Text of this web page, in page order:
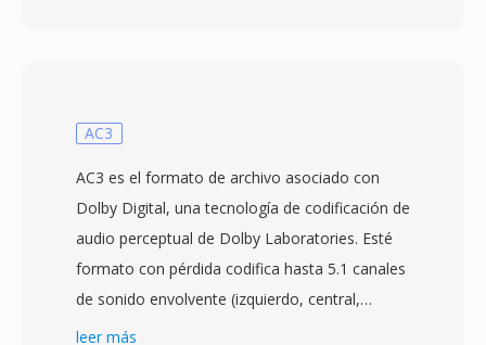
de 188 bytes, cada uno con una cabecera de 4
Está estructura de paquetes permite a los
receptores resincronizarse rápidamente
después de interrupciones de señal, una
capacidad critica para la entrega de difusion en
AC3
AC3 es el formato de archivo asociado con
Dolby Digital, una tecnología de codificación de
audio perceptual de Dolby Laboratories. Esté
formato con pérdida codifica hasta 5.1 canales
de sonido envolvente (izquierdo, central,
derecho, envolvente izquierdo, envolvente
leer más